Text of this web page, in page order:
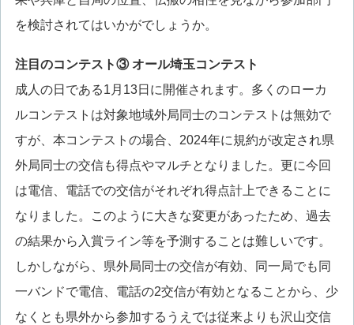
を検討されてはいかがでしょうか。
注目のコンテスト③ オール埼玉コンテスト
成人の日である1月13日に開催されます。多くのローカ
ルコンテストは対象地域外局同士のコンテストは無効で
すが、本コンテストの場合、2024年に規約が改定され県
外局同士の交信も得点やマルチとなりました。更に今回
は電信、電話での交信がそれぞれ得点計上できることに
なりました。このように大きな変更があったため、過去
の結果から入賞ライン等を予測することは難しいです。
しかしながら、県外局同士の交信が有効、同一局でも同
一バンドで電信、電話の2交信が有効となることから、少
なくとも県外から参加するうえでは従来よりも沢山交信